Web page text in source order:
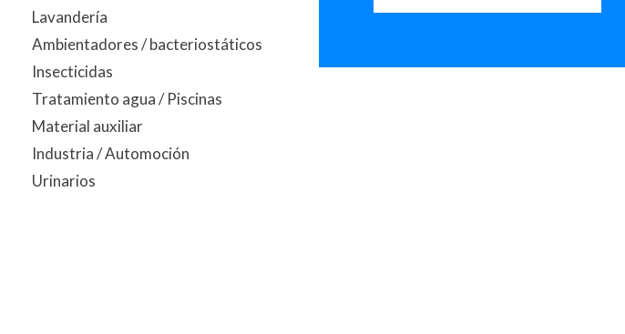
Lavandería
Ambientadores / bacteriostáticos
Insecticidas
Tratamiento agua / Piscinas
Material auxiliar
Industria / Automoción
Urinarios